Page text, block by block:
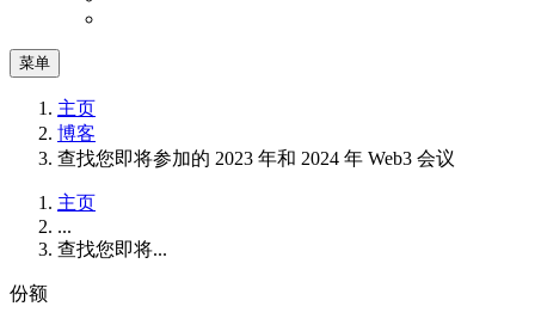
菜单
主页
博客
查找您即将参加的 2023 年和 2024 年 Web3 会议
主页
...
查找您即将...
份额